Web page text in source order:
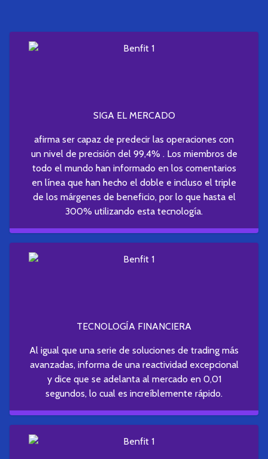
SIGA EL MERCADO
afirma ser capaz de predecir las operaciones con
un nivel de precisión del 99,4% . Los miembros de
todo el mundo han informado en los comentarios
en línea que han hecho el doble e incluso el triple
de los márgenes de beneficio, por lo que hasta el
300% utilizando esta tecnología.
TECNOLOGÍA FINANCIERA
Al igual que una serie de soluciones de trading más
avanzadas, informa de una reactividad excepcional
y dice que se adelanta al mercado en 0,01
segundos, lo cual es increíblemente rápido.